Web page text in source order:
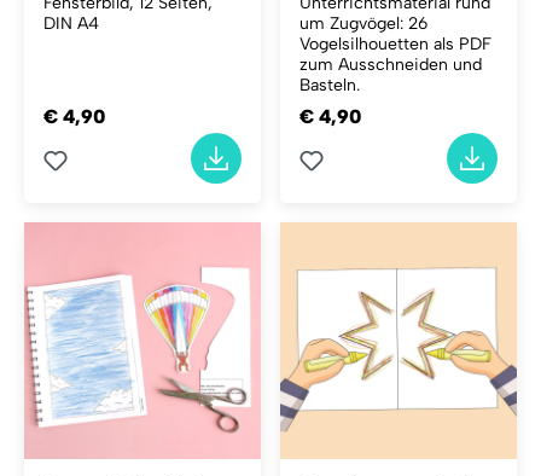
DIN A4
€ 4,90
um Zugvögel: 26
Vogelsilhouetten als PDF
zum Ausschneiden und
Basteln.
€ 4,90